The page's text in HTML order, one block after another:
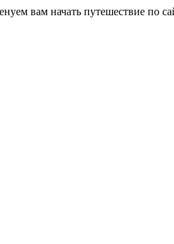
вам начать путешествие по